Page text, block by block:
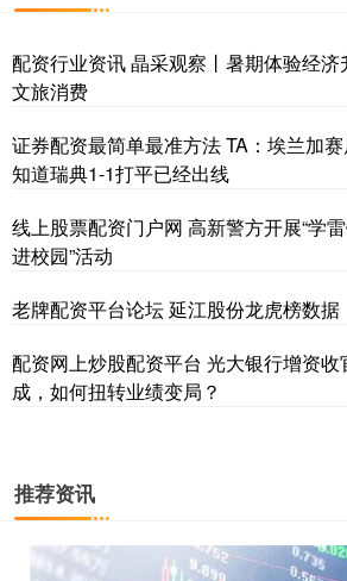
配资行业资讯 晶采观察丨暑期体验经济
文旅消费
证券配资最简单最准方法 TA：埃兰加
知道瑞典1-1打平已经出线
线上股票配资门户网 高新警方开展“学
进校园”活动
老牌配资平台论坛 延江股份龙虎榜数据
配资网上炒股配资平台 光大银行增资
成，如何扭转业绩变局？
推荐资讯